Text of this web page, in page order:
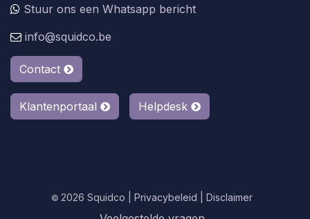
Stuur ons een Whatsapp bericht
info@squidco.be
Contact
Klantenportaal Helpdesk
© 2026 Squidco | Privacybeleid Disclaimer